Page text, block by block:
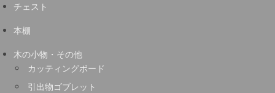
チェスト
本棚
木の小物・その他
カッティングボード
引出物ゴブレット